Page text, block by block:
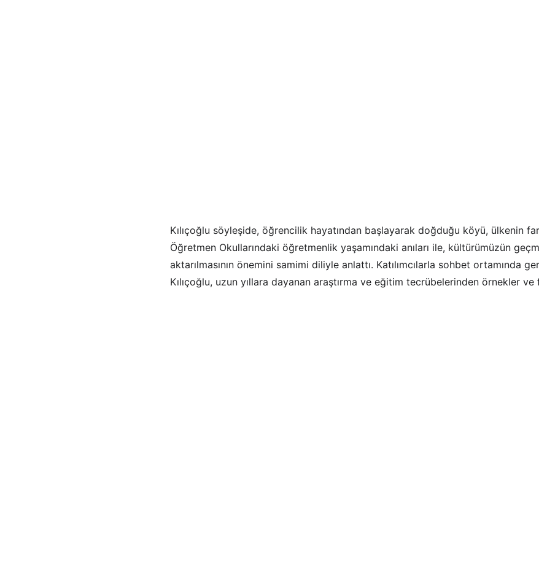
Kılıçoğlu söyleşide, öğrencilik hayatından başlayarak doğduğu köyü, ülkenin
Öğretmen Okullarındaki öğretmenlik yaşamındaki anıları ile, kültürümüzün
aktarılmasının önemini samimi diliyle anlattı. Katılımcılarla sohbet ortamında
Kılıçoğlu, uzun yıllara dayanan araştırma ve eğitim tecrübelerinden örnekler